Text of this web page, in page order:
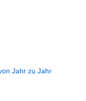
Jahr zu Jahr